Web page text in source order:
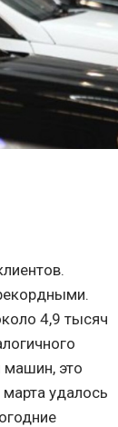
4,9 тысяч
машин, это
удалось